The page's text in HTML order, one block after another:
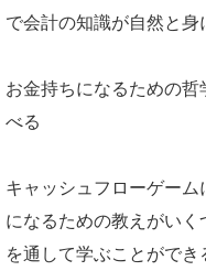
で会計の知識が自然と身
お金持ちになるための
べる
キャッシュフローゲー
になるための教えがい
を通して学ぶことができ